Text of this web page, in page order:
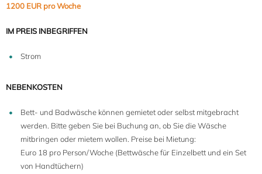
1200 EUR pro Woche
IM PREIS INBEGRIFFEN
Strom
NEBENKOSTEN
Bett- und Badwäsche können gemietet oder selbst mitgebracht
werden. Bitte geben Sie bei Buchung an, ob Sie die Wäsche
mitbringen oder mietem wollen. Preise bei Mietung:
Euro 18 pro Person/Woche (Bettwäsche für Einzelbett und ein Set
von Handtüchern)